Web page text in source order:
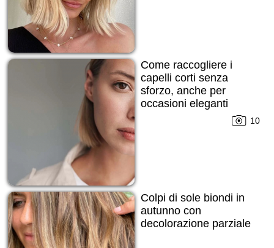
Come raccogliere i
capelli corti senza
sforzo, anche per
occasioni eleganti
10
Colpi di sole biondi in
autunno con
decolorazione parziale